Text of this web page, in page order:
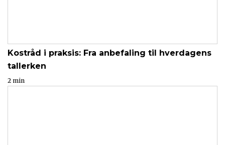
Kostråd i praksis: Fra anbefaling til hverdagens
tallerken
2 min